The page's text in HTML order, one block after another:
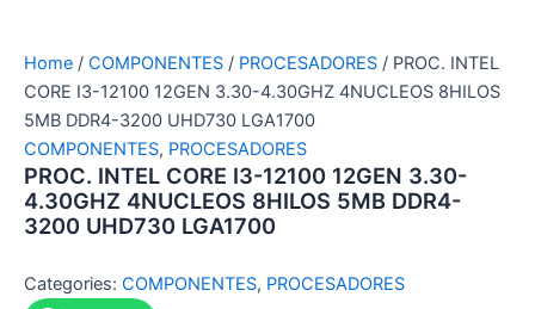
Home / COMPONENTES / PROCESADORES / PROC. INTEL
CORE I3-12100 12GEN 3.30-4.30GHZ 4NUCLEOS 8HILOS
5MB DDR4-3200 UHD730 LGA1700
COMPONENTES, PROCESADORES
PROC. INTEL CORE I3-12100 12GEN 3.30-
4.30GHZ 4NUCLEOS 8HILOS 5MB DDR4-
3200 UHD730 LGA1700
Categories: COMPONENTES, PROCESADORES